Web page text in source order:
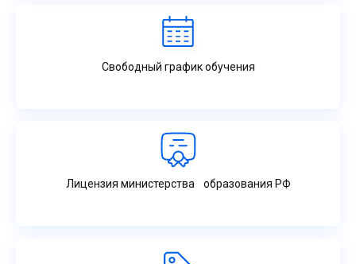
Свободный график обучения
Лицензия министерства образования РФ